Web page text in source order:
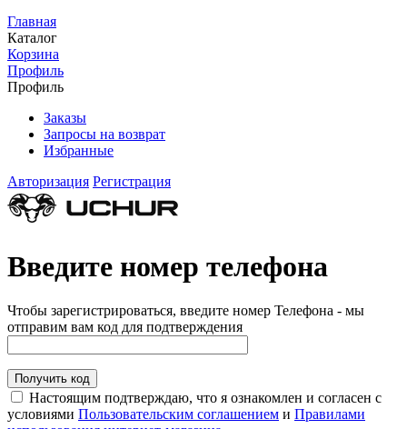
Главная
Каталог
Корзина
Профиль
Профиль
Заказы
Запросы на возврат
Избранные
Авторизация Регистрация
Введите номер телефона
Чтобы зарегистрироваться, введите номер Телефона - мы
отправим вам код для подтверждения
Получить код
Настоящим подтверждаю, что я ознакомлен и согласен с
условиями Пользовательским соглашением и Правилами